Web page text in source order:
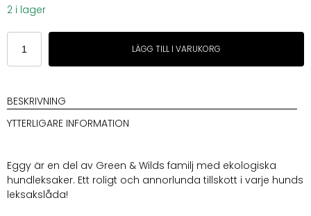
2 i lager
Green
Wilds
mängd
LÄGG TILL I VARUKORG
BESKRIVNING
YTTERLIGARE INFORMATION
Eggy är en del av Green & Wilds familj med ekologiska
hundleksaker. Ett roligt och annorlunda tillskott i varje hunds
leksakslåda!